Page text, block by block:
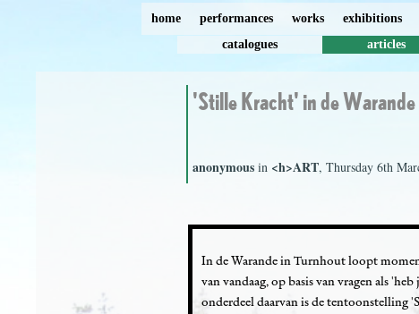
home performances works exhibitions
catalogues
articles
'Stille Kracht' in de Warande
anonymousin <h>ART, Thursday 6th
In de Warande in Turnhout loopt
van vandaag, op basis van vragen als
onderdeel daarvan is de tentoonstelling